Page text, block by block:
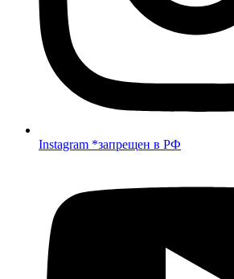
Instagram *запрещен в РФ